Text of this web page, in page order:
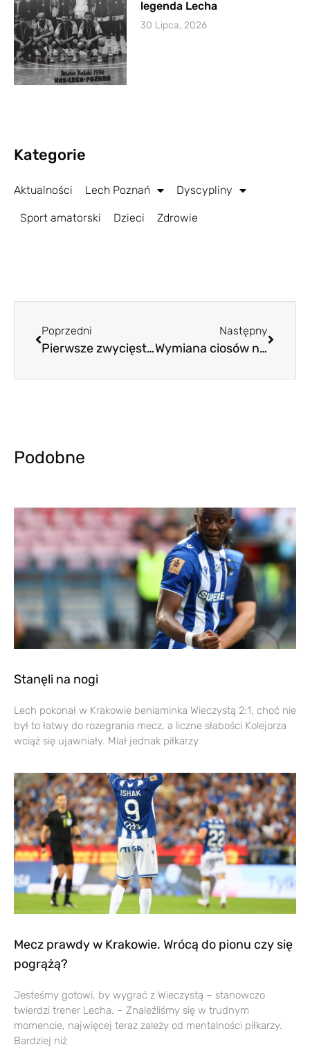
legenda Lecha
30 Lipca, 2026
Kategorie
Aktualności Lech Poznań Dyscypliny
Sport amatorski Dzieci Zdrowie
Poprzedni
Pierwsze zwycięstwo piłkarzy Warty
Następny
Wymiana ciosów na remis
Podobne
Stanęli na nogi
Lech pokonał w Krakowie beniaminka Wieczystą 2:1, choć nie
był to łatwy do rozegrania mecz, a liczne słabości Kolejorza
wciąż się ujawniały. Miał jednak piłkarzy
Mecz prawdy w Krakowie. Wrócą do pionu czy się
pogrążą?
Jesteśmy gotowi, by wygrać z Wieczystą – stanowczo
twierdzi trener Lecha. – Znaleźliśmy się w trudnym
momencie, najwięcej teraz zależy od mentalności piłkarzy.
Bardziej niż